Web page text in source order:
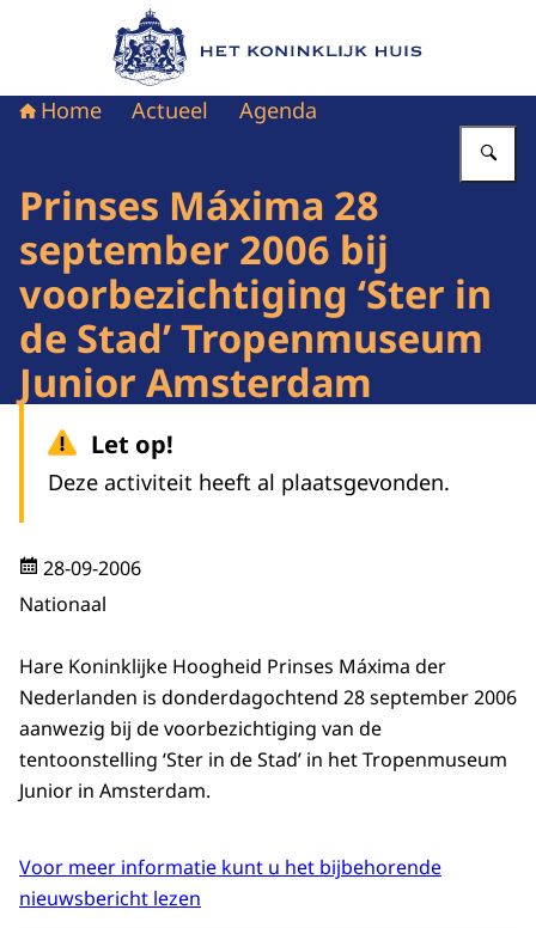
Naar de homepage van Het Koninklijk Huis
Home Actueel Agenda
Prinses Máxima 28
september 2006 bij
voorbezichtiging ‘Ster in
de Stad’ Tropenmuseum
Junior Amsterdam
Let op!
Deze activiteit heeft al plaatsgevonden.
28-09-2006
Nationaal
Hare Koninklijke Hoogheid Prinses Máxima der
Nederlanden is donderdagochtend 28 september 2006
aanwezig bij de voorbezichtiging van de
tentoonstelling ‘Ster in de Stad’ in het Tropenmuseum
Junior in Amsterdam.
Voor meer informatie kunt u het bijbehorende
nieuwsbericht lezen